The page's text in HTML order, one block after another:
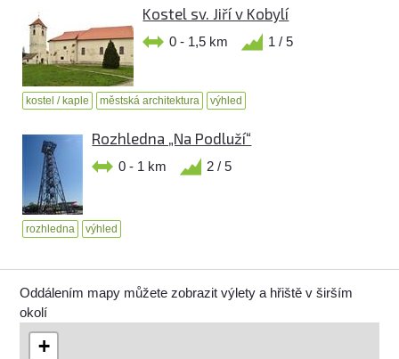
Kostel sv. Jiří v Kobylí
0 - 1,5 km 1 / 5
kostel / kaple městská architektura výhled
Rozhledna „Na Podluží“
0 - 1 km 2 / 5
rozhledna výhled
Oddálením mapy můžete zobrazit výlety a hřiště v širším
okolí
+